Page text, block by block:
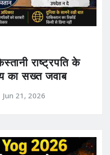
राष्ट्रपति के
का सख्त जवाब
Jun 21, 2026